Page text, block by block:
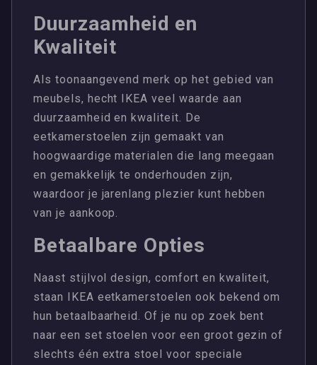
Duurzaamheid en
Kwaliteit
Als toonaangevend merk op het gebied van
meubels, hecht IKEA veel waarde aan
duurzaamheid en kwaliteit. De
eetkamerstoelen zijn gemaakt van
hoogwaardige materialen die lang meegaan
en gemakkelijk te onderhouden zijn,
waardoor je jarenlang plezier kunt hebben
van je aankoop.
Betaalbare Opties
Naast stijlvol design, comfort en kwaliteit,
staan IKEA eetkamerstoelen ook bekend om
hun betaalbaarheid. Of je nu op zoek bent
naar een set stoelen voor een groot gezin of
slechts één extra stoel voor speciale